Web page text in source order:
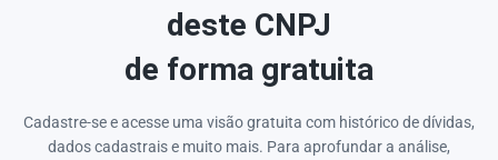
deste CNPJ
de forma gratuita
Cadastre-se e acesse uma visão gratuita com histórico de dívidas,
dados cadastrais e muito mais. Para aprofundar a análise,